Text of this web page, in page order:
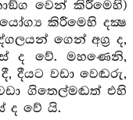
වෙන් කිරීමෙහි)
කිරීමෙහි දක්‍ෂ
ගෙන් අග්‍ර ද,
ද වේ. මහණෙනි,
දීයට වඩා වෙඬරු,
ගිතෙල්මඬත් එහි
ද වේ යි.